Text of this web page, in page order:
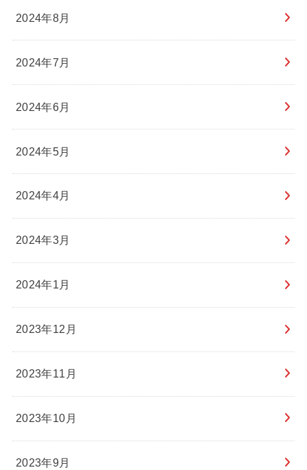
2024年8月
2024年7月
2024年6月
2024年5月
2024年4月
2024年3月
2024年1月
2023年12月
2023年11月
2023年10月
2023年9月